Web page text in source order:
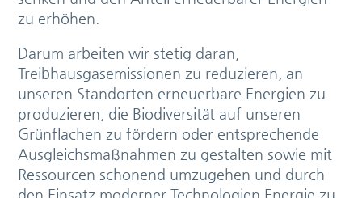
zu erhöhen.
Darum arbeiten wir stetig daran,
Treibhausgasemissionen zu reduzieren, an
unseren Standorten erneuerbare Energien zu
produzieren, die Biodiversität auf unseren
Grünflachen zu fördern oder entsprechende
Ausgleichsmaßnahmen zu gestalten sowie mit
Ressourcen schonend umzugehen und durch
den Einsatz moderner Technologien Energie zu